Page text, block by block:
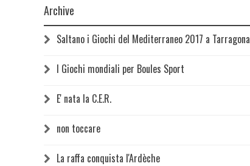
Archive
Saltano i Giochi del Mediterraneo 2017 a Tarragona
I Giochi mondiali per Boules Sport
E' nata la C.E.R.
non toccare
La raffa conquista l'Ardèche